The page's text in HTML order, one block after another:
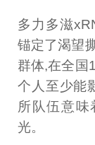
多力多滋
锚定了渴望
群体,在全国
个人至少能
所队伍意
光。